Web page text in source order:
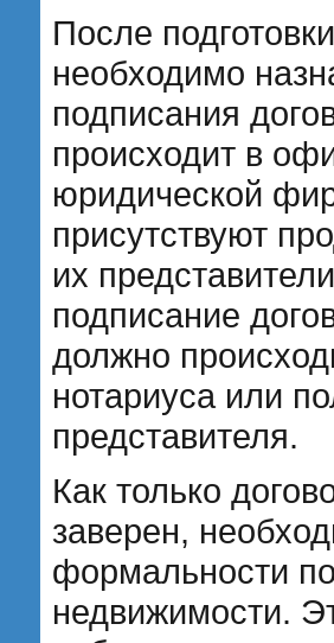
После
необходимо
подписания
происходит в
юридической
присутствуют
их
подписание
должно
нотариуса или
представителя.
Как только
заверен,
формальности
недвижимости.